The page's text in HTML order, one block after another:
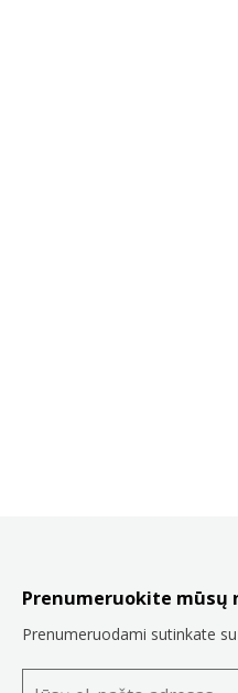
Prenumeruokite mūsų
Prenumeruodami sutinkate